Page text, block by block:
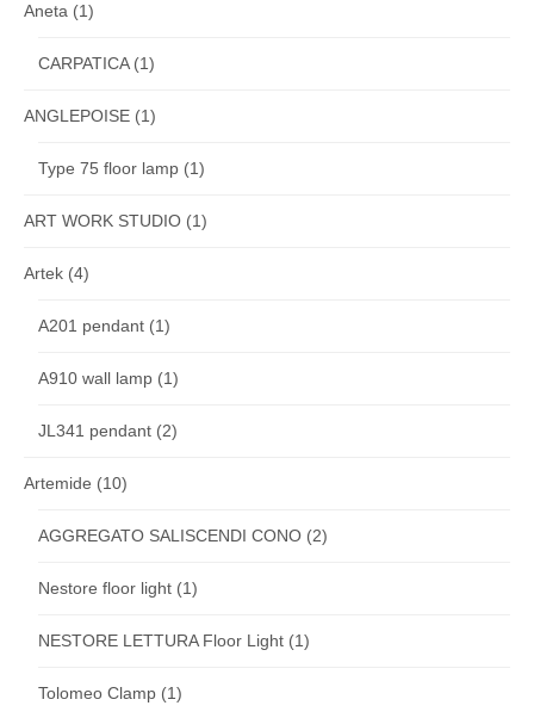
Aneta (1)
CARPATICA(1)
ANGLEPOISE (1)
Type 75 floor lamp (1)
ART WORK STUDIO (1)
Artek (4)
A201 pendant (1)
A910 wall lamp (1)
JL341 pendant (2)
Artemide (10)
AGGREGATO SALISCENDI CONO (2)
Nestore floor light (1)
NESTORE LETTURA Floor Light (1)
Tolomeo Clamp (1)